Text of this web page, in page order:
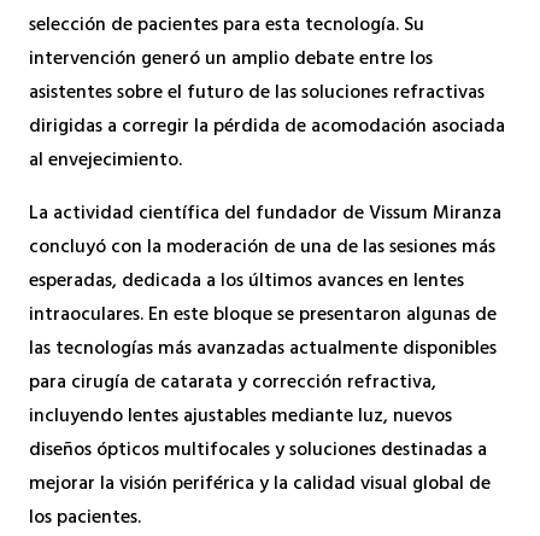
selección de pacientes para esta tecnología. Su
intervención generó un amplio debate entre los
asistentes sobre el futuro de las soluciones refractivas
dirigidas a corregir la pérdida de acomodación asociada
al envejecimiento.
La actividad científica del fundador de Vissum Miranza
concluyó con la moderación de una de las sesiones más
esperadas, dedicada a los últimos avances en lentes
intraoculares. En este bloque se presentaron algunas de
las tecnologías más avanzadas actualmente disponibles
para cirugía de catarata y corrección refractiva,
incluyendo lentes ajustables mediante luz, nuevos
diseños ópticos multifocales y soluciones destinadas a
mejorar la visión periférica y la calidad visual global de
los pacientes.